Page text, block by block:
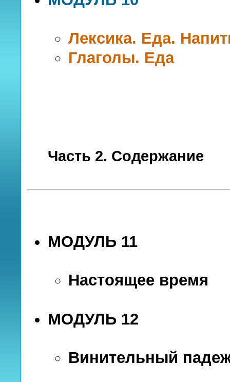
Лексика. Еда.
Глаголы. Еда
Часть 2. Содержание
МОДУЛЬ 11
Настоящее время
МОДУЛЬ 12
Винительный